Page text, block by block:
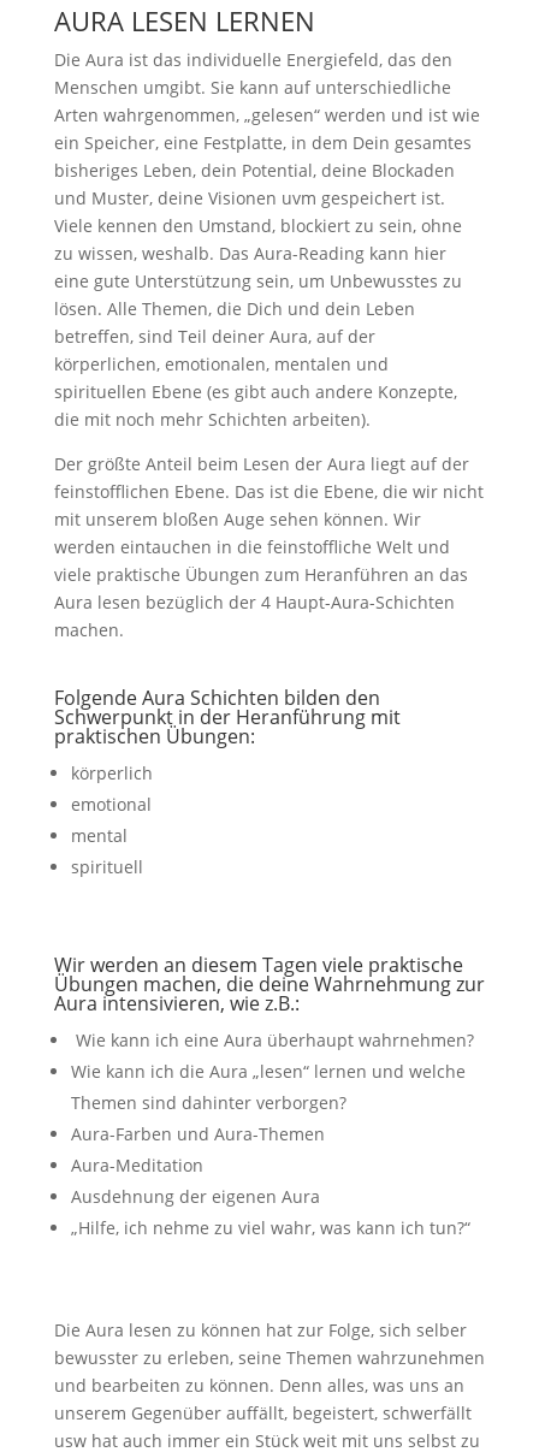
AURA LESEN LERNEN
Die Aura ist das individuelle Energiefeld, das den
Menschen umgibt. Sie kann auf unterschiedliche
Arten wahrgenommen, „gelesen“ werden und ist wie
ein Speicher, eine Festplatte, in dem Dein gesamtes
bisheriges Leben, dein Potential, deine Blockaden
und Muster, deine Visionen uvm gespeichert ist.
Viele kennen den Umstand, blockiert zu sein, ohne
zu wissen, weshalb. Das Aura-Reading kann hier
eine gute Unterstützung sein, um Unbewusstes zu
lösen. Alle Themen, die Dich und dein Leben
betreffen, sind Teil deiner Aura, auf der
körperlichen, emotionalen, mentalen und
spirituellen Ebene (es gibt auch andere Konzepte,
die mit noch mehr Schichten arbeiten).
Der größte Anteil beim Lesen der Aura liegt auf der
feinstofflichen Ebene. Das ist die Ebene, die wir nicht
mit unserem bloßen Auge sehen können. Wir
werden eintauchen in die feinstoffliche Welt und
viele praktische Übungen zum Heranführen an das
Aura lesen bezüglich der 4 Haupt-Aura-Schichten
machen.
Folgende Aura Schichten bilden den
Schwerpunkt in der Heranführung mit
praktischen Übungen:
körperlich
emotional
mental
spirituell
Wir werden an diesem Tagen viele praktische
Übungen machen, die deine Wahrnehmung zur
Aura intensivieren, wie z.B.:
Wie kann ich eine Aura überhaupt wahrnehmen?
Wie kann ich die Aura „lesen“ lernen und welche
Themen sind dahinter verborgen?
Aura-Farben und Aura-Themen
Aura-Meditation
Ausdehnung der eigenen Aura
„Hilfe, ich nehme zu viel wahr, was kann ich tun?“
Die Aura lesen zu können hat zur Folge, sich selber
bewusster zu erleben, seine Themen wahrzunehmen
und bearbeiten zu können. Denn alles, was uns an
unserem Gegenüber auffällt, begeistert, schwerfällt
usw hat auch immer ein Stück weit mit uns selbst zu